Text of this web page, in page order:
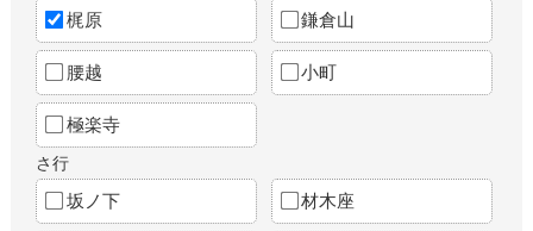
梶原 鎌倉山
腰越 小町
極楽寺
さ行
坂ノ下 材木座